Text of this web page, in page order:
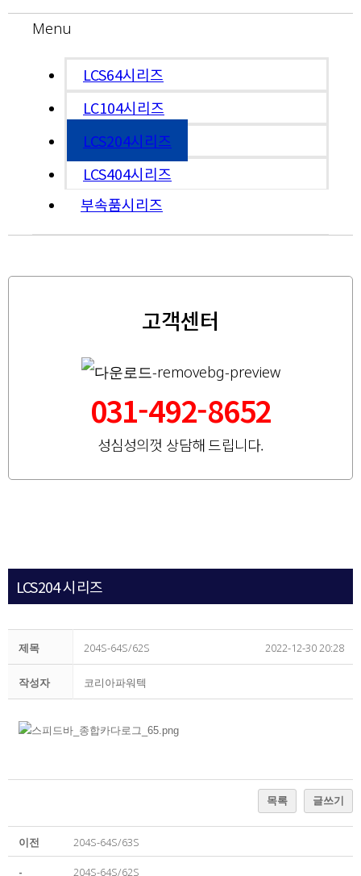
Menu
LCS64시리즈
LC104시리즈
LCS204시리즈
LCS404시리즈
부속품시리즈
고객센터
031-492-8652
성심성의껏 상담해 드립니다.
LCS204 시리즈
제목 204S-64S/62S 2022-12-30 20:28
작성자 코리아파워텍
목록 글쓰기
이전 204S-64S/63S
- 204S-64S/62S